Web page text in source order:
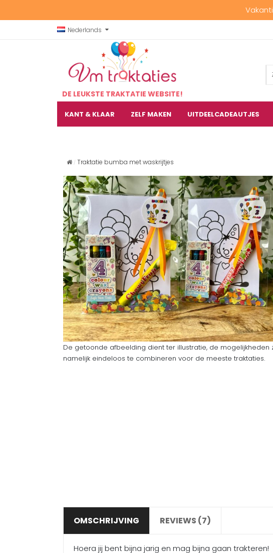
Nederlands
DE LEUKSTE TRAKTATIE WEBSITE!
KANT & KLAAR ZELF MAKEN UITDEELCADEAUTJES
Traktatie bumba met waskrijtjes
De getoonde afbeelding dient ter illustratie, de mogelijkheden
namelijk eindeloos te combineren voor de meeste traktaties.
OMSCHRIJVING REVIEWS (7)
Hoera jij bent bijna jarig en mag bijna gaan trakteren!